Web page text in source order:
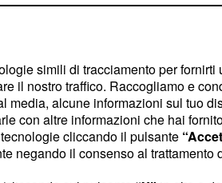
il cronometro sull'
ma che purtroppo se
simili di tracciamento per
il nostro traffico. Raccogliamo e
media, alcune informazioni sul tuo
con altre informazioni che hai
cliccando il pulsante
negando il consenso al